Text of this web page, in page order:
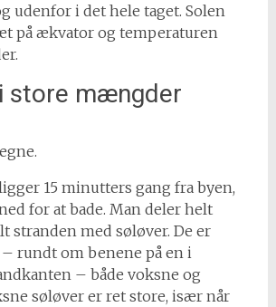
udenfor i det hele taget. Solen
på ækvator og temperaturen
store mængder
15 minutters gang fra byen,
for at bade. Man deler helt
stranden med søløver. De er
rundt om benene på en i
– både voksne og
søløver er ret store, især når